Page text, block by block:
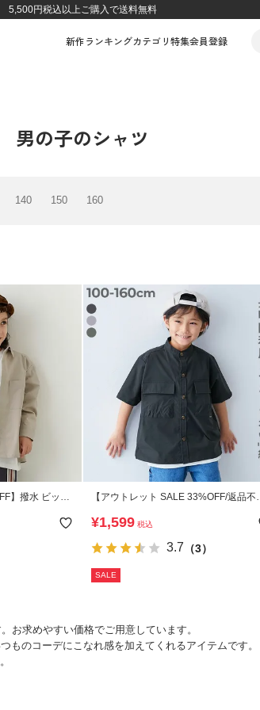
5,500円税込以上ご購入で送料無料
新作ランキングカテゴリ特集会員登録
男の子のシャツ
140 150 160
】撥水 ビッグ
【アウトレット SALE 33%OFF/返品不
い カーゴポケット ノーカラーシャツ
¥1,599 税込
3.7 （3）
SALE
お求めやすい価格でご用意しています。
ものコーデにこなれ感を加えてくれるアイテムです。